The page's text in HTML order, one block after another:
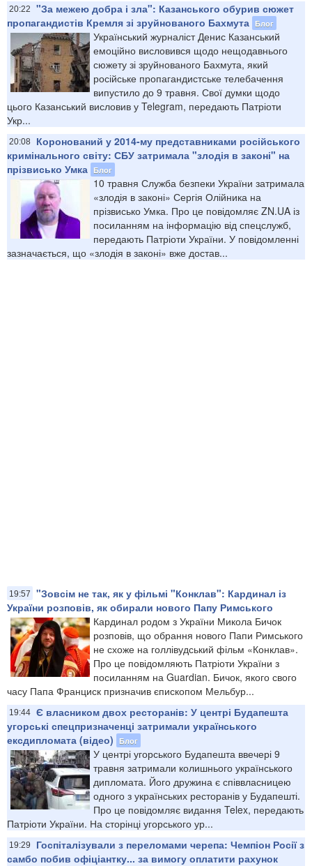
20:22
"За межею добра і зла": Казанського обурив сюжет
пропагандистів Кремля зі зруйнованого Бахмута Блог
Український журналіст Денис Казанський
емоційно висловився щодо нещодавнього
сюжету зі зруйнованого Бахмута, який
російське пропагандистське телебачення
випустило до 9 травня. Свої думки щодо
цього Казанський висловив у Telegram, передають Патріоти
Укр...
20:08
Коронований у 2014-му представниками російського
кримінального світу: СБУ затримала "злодія в законі" на
прізвисько Умка Блог
10 травня Служба безпеки України затримала
«злодія в законі» Сергія Олійника на
прізвисько Умка. Про це повідомляє ZN.UA із
посиланням на інформацію від спецслужб,
передають Патріоти України. У повідомленні
зазначається, що «злодія в законі» вже достав...
19:57
"Зовсім не так, як у фільмі "Конклав": Кардинал із
України розповів, як обирали нового Папу Римського
Кардинал родом з України Микола Бичок
розповів, що обрання нового Папи Римського
не схоже на голлівудський фільм «Конклав».
Про це повідомляють Патріоти України з
посиланням на Guardian. Бичок, якого свого
часу Папа Франциск призначив єпископом Мельбур...
19:44 Є власником двох ресторанів: У центрі Будапешта
угорські спецпризначенці затримали українського
ексдипломата (відео)
Блог
У центрі угорського Будапешта ввечері 9
травня затримали колишнього українського
дипломата. Його дружина є співвласницею
одного з українських ресторанів у Будапешті.
Про це повідомляє видання Telex, передають
Патріоти України. На сторінці угорського ур...
19:29
Госпіталізували з переломами черепа: Чемпіон Росії з
самбо побив офіціантку... за вимогу оплатити рахунок